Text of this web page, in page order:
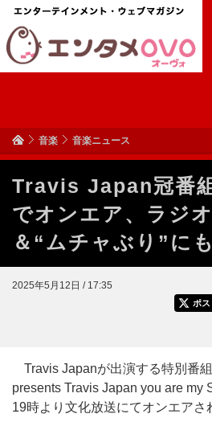
音楽 音楽ニュース
Travis Japan冠番
でオンエア、ラジ
＆“ムチャぶり”に
2025年5月12日 / 17:35
ポス
Travis Japanが出演する特別番
presents Travis Japan you are my
19時より文化放送にてオンエアさ